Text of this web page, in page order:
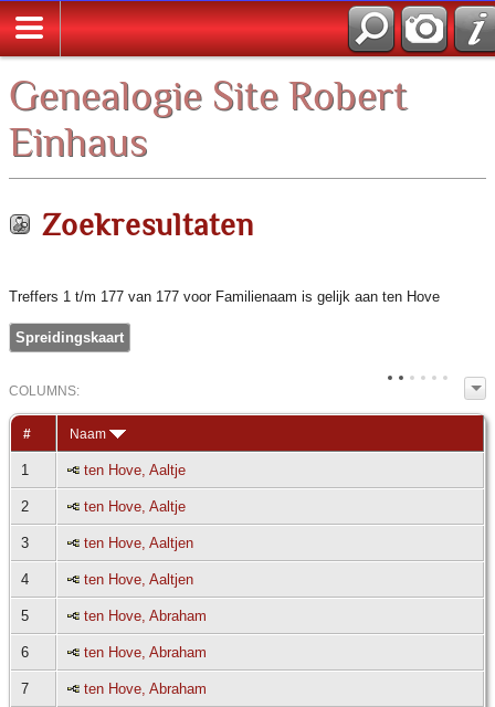
Genealogie Site Robert
Einhaus
Zoekresultaten
Treffers 1 t/m 177 van 177 voor Familienaam is gelijk aan ten Hove
Spreidingskaart
COLUMN S:
# Naam
1 ten Hove, Aaltje
2 ten Hove, Aaltje
3 ten Hove, Aaltjen
4 ten Hove, Aaltjen
5 ten Hove, Abraham
6 ten Hove, Abraham
7 ten Hove, Abraham